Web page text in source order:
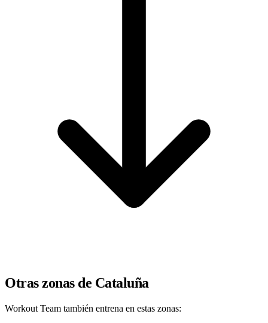
Otras zonas de Cataluña
Workout Team también entrena en estas zonas: